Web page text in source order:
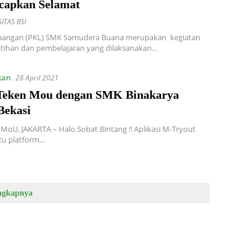
Selamat
BSI
(PKL) SMK Samudera Buana merupakan kegiatan
dan pembelajaran yang dilaksanakan…
28 April 2021
Mou dengan SMK Binakarya
JAKARTA – Halo Sobat Bintang !! Aplikasi M-Tryout
platform…